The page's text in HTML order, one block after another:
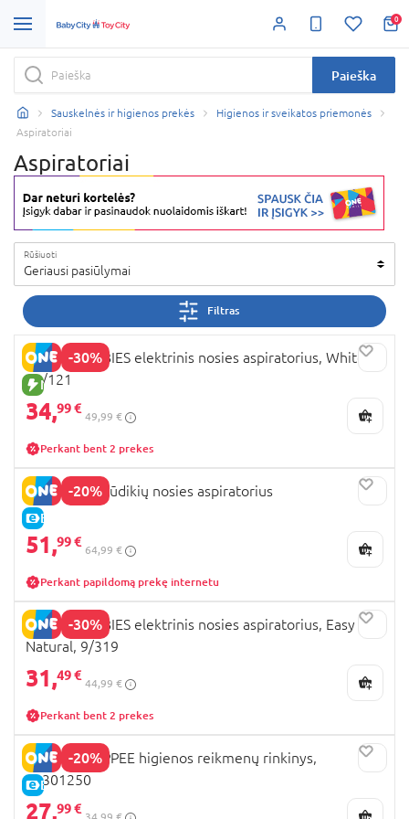
0
Paieška
Sauskelnės ir higienos prekės
Higienos ir sveikatos priemonės
Aspiratoriai
Aspiratoriai
Rūšiuoti
Geriausi pasiūlymai
Filtras
-30%
NAUJA PREKĖ
CANPOL BABIES elektrinis nosies aspiratorius, White,
20/121
34,99 €
49,99 €
Perkant bent 2 prekes
-20%
E-KAINA
MOMCOZY kūdikių nosies aspiratorius
51,99 €
64,99 €
Perkant papildomą prekę internetu
-30%
CANPOL BABIES elektrinis nosies aspiratorius, Easy
Natural, 9/319
31,49 €
44,99 €
Perkant bent 2 prekes
-20%
E-KAINA
TOMMEE TIPPEE higienos reikmenų rinkinys,
42301250
27,99 €